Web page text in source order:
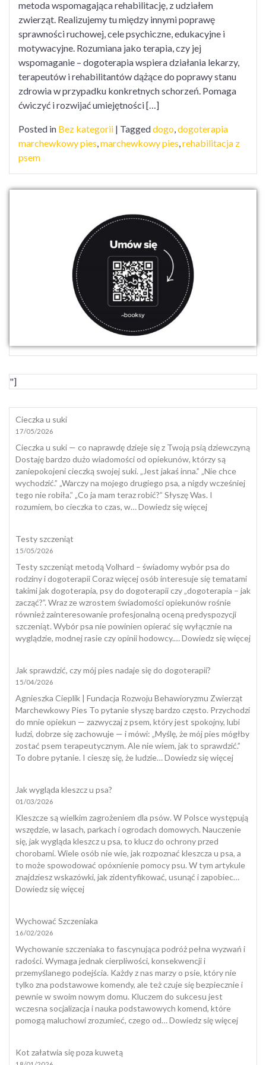
metoda wspomagająca rehabilitację, z udziałem
zwierząt. Realizujemy tu między innymi poprawę
sprawności ruchowej, cele psychiczne, edukacyjne i
motywacyjne. Rozumiana jako terapia, czy jej
wspomaganie – dogoterapia wspiera działania lekarzy,
terapeutów i rehabilitantów dążące do poprawy stanu
zdrowia w przypadku konkretnych schorzeń. Pomaga
ćwiczyć i rozwijać umiejętności […]
Posted in Bez kategorii | Taggeddogo,dogoterapia
marchewkowy pies,marchewkowy pies,rehabilitacja z
psem
"]
Cieczka u suki
17/05/2026
Cieczka u suki — co naprawdę dzieje się z Twoją psią dziewczyną
Dostaję bardzo dużo wiadomości od opiekunów, którzy są
zaniepokojeni cieczką swojej suki. „Jest jakaś inna.” „Nie chce
wychodzić.” „Warczy na mojego drugiego psa, a nigdy wcześniej
tego nie robiła.” „Co ja mam teraz robić?” Słyszę Was. I
rozumiem, bo cieczka to czas, w…Dowiedz się więcej:
Testy szczeniąt
15/05/2026
Testy szczeniąt metodą Volhard – świadomy wybór psa do
rodziny i dogoterapii Coraz więcej osób interesuje się tematami
takimi jak dogoterapia, psy do dogoterapii czy „dogoterapia – jak
zacząć?”. Wraz ze wzrostem świadomości opiekunów rośnie
również zainteresowanie profesjonalną oceną predyspozycji
szczeniąt. Wybór psa nie powinien opierać się wyłącznie na
wyglądzie, modnej rasie czy opinii hodowcy.…Dowiedz się więcej:
Jak sprawdzić, czy mój pies nadaje się do dogoterapii?
15/04/2026
Agnieszka Cieplik | Fundacja Rozwoju Behawioryzmu Zwierząt
Marchewkowy Pies To pytanie słyszę bardzo często. Przychodzi
do mnie opiekun — zazwyczaj z psem, który jest spokojny, lubi
ludzi, dobrze się zachowuje — i mówi: „Myślę, że mój pies mógłby
zostać psem terapeutycznym. Ale nie wiem, jak to sprawdzić.”
To dobre pytanie. I cieszę się, że ludzie…Dowiedz się więcej:
pies
nadaje
do
Jak wygląda kleszcz u psa?
01/03/2026
Kleszcze są wielkim zagrożeniem dla psów. W Polsce występują
wszędzie, w lasach, parkach i ogrodach domowych. Nauczenie
się, jak wygląda kleszcz u psa, to klucz do ochrony przed
chorobami. Wiele osób nie wie, jak rozpoznać kleszcza u psa, a
to może spowodować opóxnienie pomocy psu. W tym artykule
znajdziesz wskazówki, jak zidentyfikować, usunąć i zapobiec…
Dowiedz się więcej:
kleszcz
psa?
Wychować Szczeniaka
16/02/2026
Wychowanie szczeniaka to fascynująca podróż pełna wyzwań i
radości. Wymaga jednak cierpliwości, konsekwencji i
przemyślanego podejścia. Każdy z nas marzy o psie, który nie
tylko zna podstawowe komendy, ale też czuje się bezpiecznie i
pewnie w swoim nowym domu. Kluczem do sukcesu jest
wczesna socjalizacja i nauka podstawowych komend, które
pomogą maluchowi zrozumieć, czego od…Dowiedz się więcej:
Kot załatwia się poza kuwetą